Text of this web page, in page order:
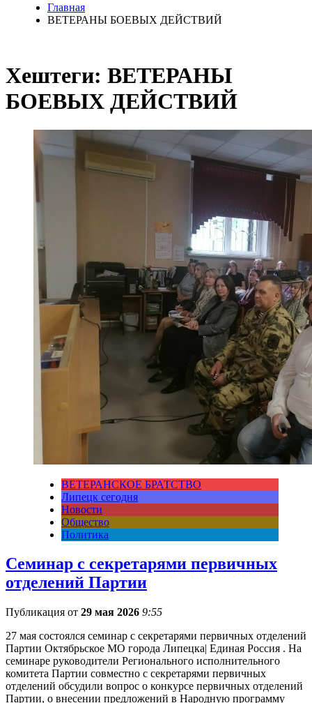
Главная
ВЕТЕРАНЫ БОЕВЫХ ДЕЙСТВИЙ
Хештеги: ВЕТЕРАНЫ
БОЕВЫХ ДЕЙСТВИЙ
ВЕТЕРАНСКОЕ БРАТСТВО
Липецк сегодня
Новости
Общество
Политика
Cеминар с секретарями первичных
отделений Партии
Публикация от 29 мая 2026 9:55
27 мая состоялся семинар с секретарями первичных отделений
Партии Октябрьское МО города Липецка| Единая Россия . На
семинаре руководители Регионального исполнительного
комитета Партии совместно с секретарями первичных
отделений обсудили вопрос о конкурсе первичных отделений
Партии, о внесении предложений в Народную программу